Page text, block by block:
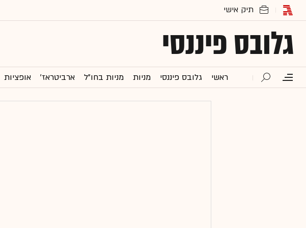
גלובס פיננסי
ראשי גלובס פיננסי מניות מניות בחו"ל ארביטראז' אופציות